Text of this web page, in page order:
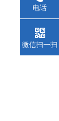
电话
微信扫一扫